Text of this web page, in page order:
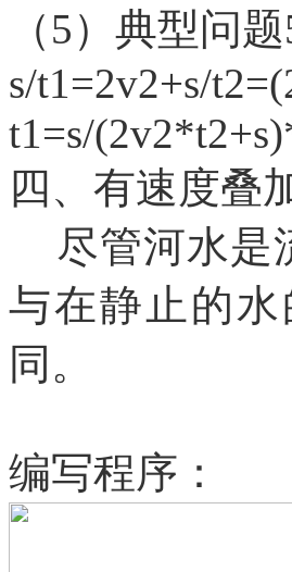
（5）典型问
s/t1=2v2+s/
t1=s/
四、有速度叠
尽管河水是
与在静止的
同。
编写程序：